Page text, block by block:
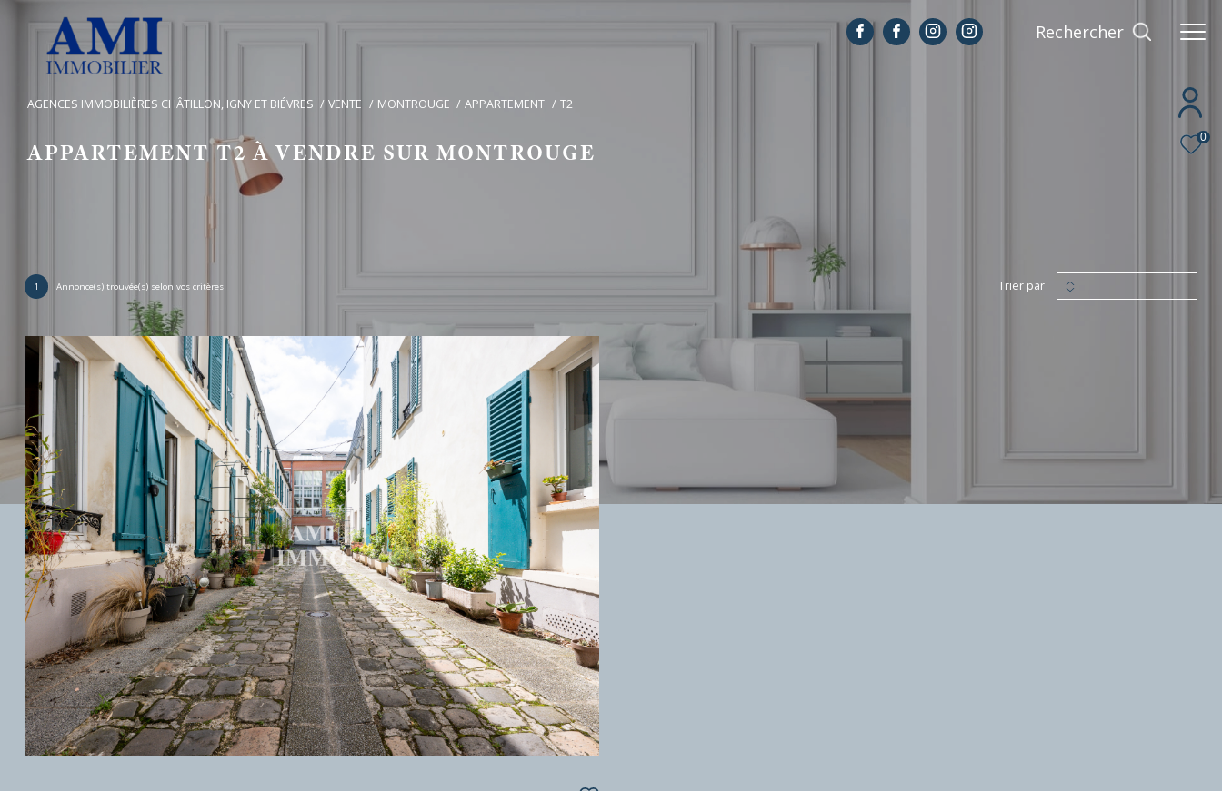
0
Rechercher
AGENCES IMMOBILIÈRES CHÂTILLON, IGNY ET BIÉVRES VENTE MONTROUGE APPARTEMENT T2
APPARTEMENT T2 À VENDRE SUR MONTROUGE
Annonce(s) trouvée(s) selon vos critères